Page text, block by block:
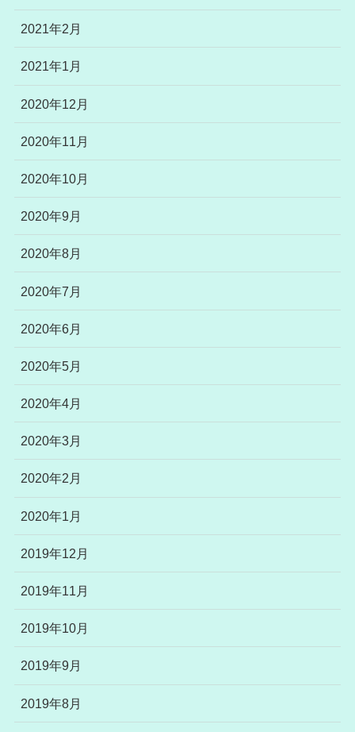
2021年2月
2021年1月
2020年12月
2020年11月
2020年10月
2020年9月
2020年8月
2020年7月
2020年6月
2020年5月
2020年4月
2020年3月
2020年2月
2020年1月
2019年12月
2019年11月
2019年10月
2019年9月
2019年8月